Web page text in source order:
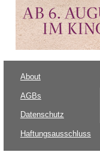
About
AGBs
Datenschutz
Haftungsausschluss